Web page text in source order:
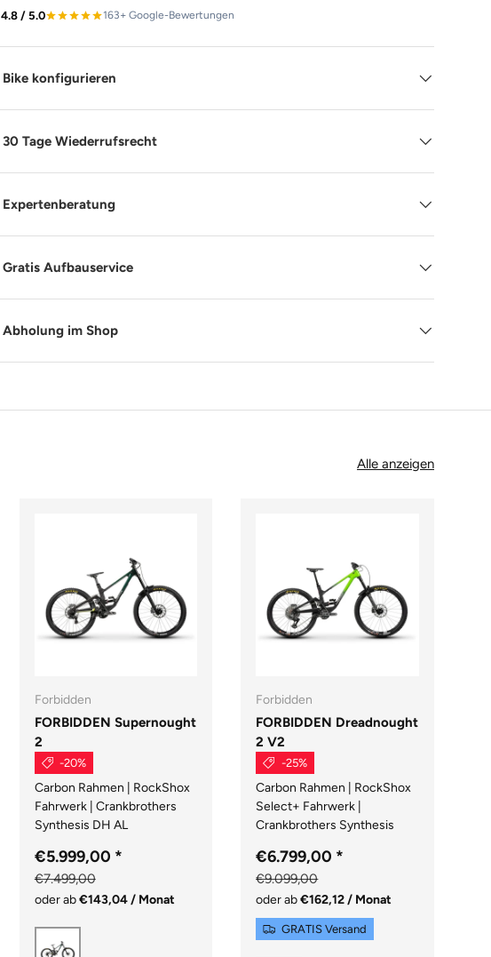
4.8 / 5.0 163+ Google-Bewertungen
Bike konfigurieren
30 Tage Wiederrufsrecht
Expertenberatung
Gratis Aufbauservice
Abholung im Shop
Alle anzeigen
Forbidden
FORBIDDEN Supernought
2
-20%
Carbon Rahmen | RockShox
Fahrwerk | Crankbrothers
Synthesis DH AL
€5.999,00 *
€7.499,00
oder ab€143,04 / Monat
Forbidden
FORBIDDEN Dreadnought
2 V2
-25%
Carbon Rahmen | RockShox
Select+ Fahrwerk |
Crankbrothers Synthesis
€6.799,00 *
€9.099,00
oder ab€162,12 / Monat
GRATIS Versand